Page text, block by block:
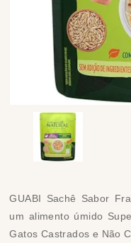
GUABI Sachê Sabor
um alimento úmido
Gatos Castrados e Não